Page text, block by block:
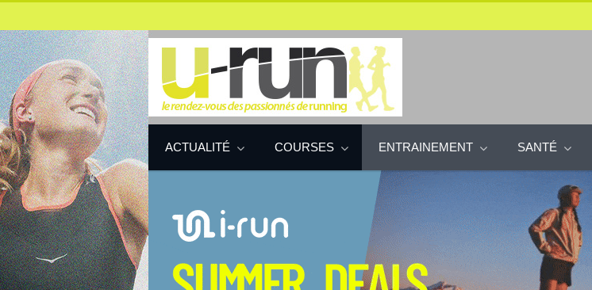
ACTUALITÉ COURSES ENTRAINEMENT SANTÉ